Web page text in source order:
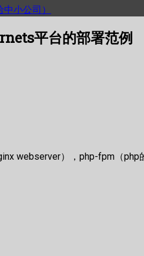
小公司）
平台的部署范例
webserver），php-fpm（php